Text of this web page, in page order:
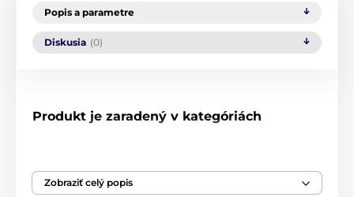
Popis a parametre
Diskusia (0)
Produkt je zaradený v kategóriách
Vianočná Luxury kolekcia
Zobraziť celý popis